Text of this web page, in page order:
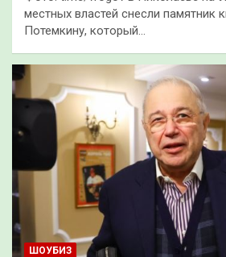
местных властей снесли памятник
Потемкину, который…
ШОУБИЗ